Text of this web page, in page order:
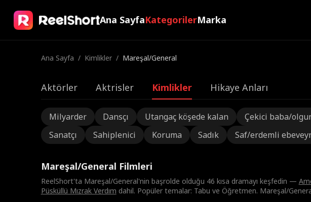
Ana SayfaKategorilerMarka
Ana Sayfa / Kimlikler / Mareşal/General
Aktörler Aktrisler Kimlikler Hikaye Anları
Milyarder Dansçı Utangaç köşede kalan Çekici baba/
Sanatçı
Sahiplenici Koruma Sadık Saf/erdemli
Mareşal/General Filmleri
ReelShort'ta Mareşal/General'nin başrolde olduğu 46 kısa dramayı keşfedin —
Püsküllü Mızrak Verdım dahil. Popüler temalar: Tabu ve Öğretmen. Mareşal/